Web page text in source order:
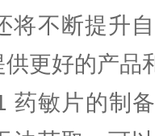
将不断提升
更好的产品
药敏片的制